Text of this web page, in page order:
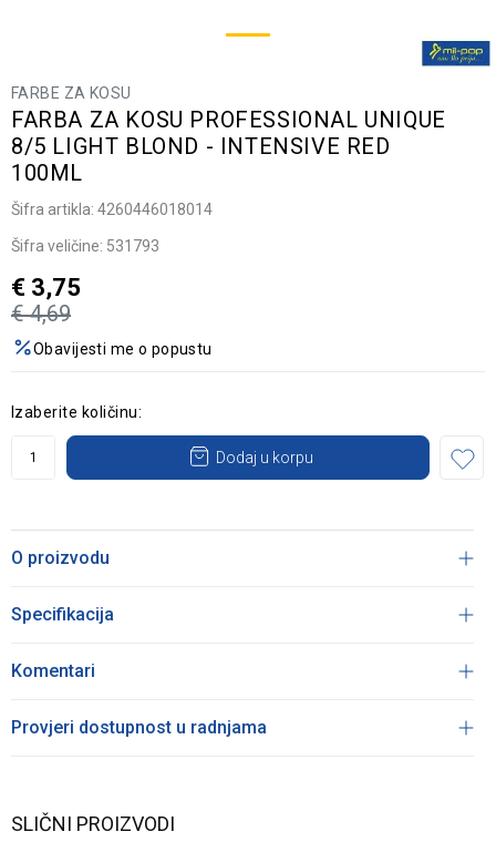
FARBE ZA KOSU
FARBA ZA KOSU PROFESSIONAL UNIQUE
8/5 LIGHT BLOND - INTENSIVE RED
100ML
Šifra artikla: 4260446018014
Šifra veličine: 531793
€ 4,69
€ 3,75
Obavijesti me o popustu
Izaberite količinu:
Dodaj u korpu
O proizvodu
Specifikacija
Komentari
Provjeri dostupnost u radnjama
SLIČNI PROIZVODI